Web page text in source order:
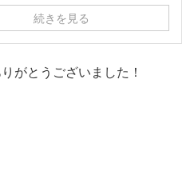
続きを見る
がとうございました！